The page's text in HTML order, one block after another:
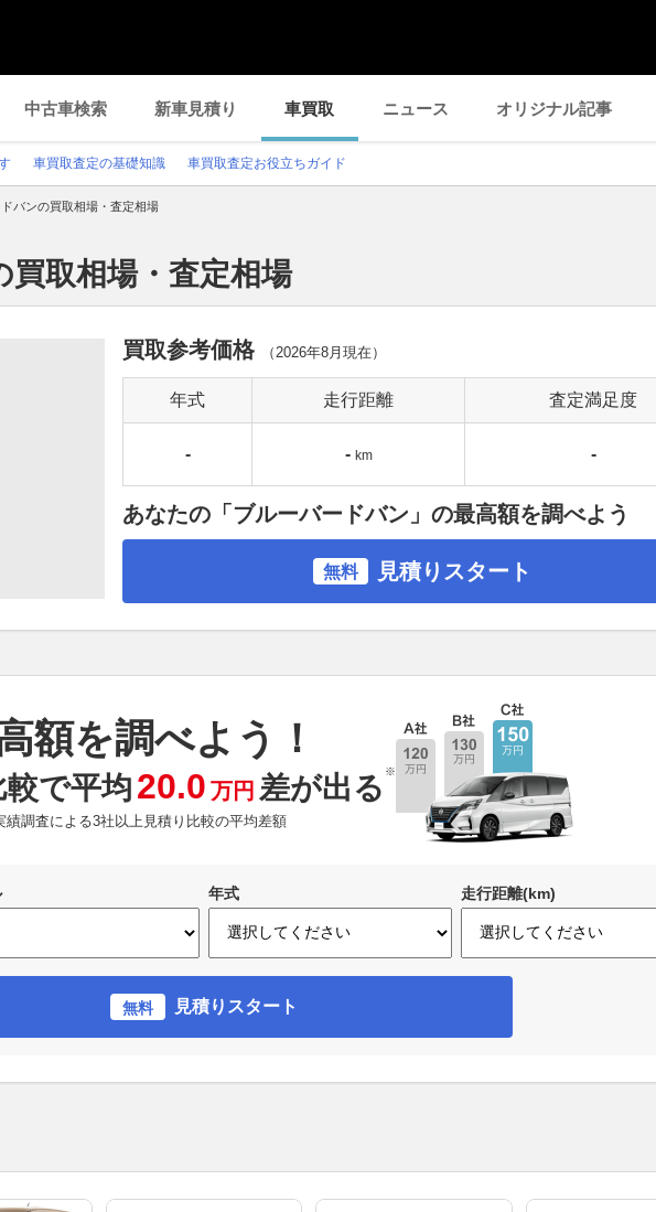
中古車検索 新車見積り 車買取 ニュース オリジナル記事
車買取査定の基礎知識 車買取査定お役立ちガイド
バンの買取相場・査定相場
買取相場・査定相場
買取参考価格 （2026年8月 現在）
年式 走行距離 査定満足度
- - km -
あなたの「ブルーバードバン」の最高額を調べよう
無料 見積りスタート
額を調べよう！
で平均20.0 万円 差が出る ※
調査による3社以上見積り比較の平均差額
年式 走行距離(km)
無料 見積りスタート